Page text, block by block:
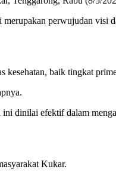
perwujudan visi
kesehatan, baik tingkat
dinilai efektif dalam
Kukar.